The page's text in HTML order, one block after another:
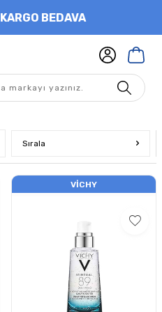
KARGO BEDAVA
Sırala
VICHY